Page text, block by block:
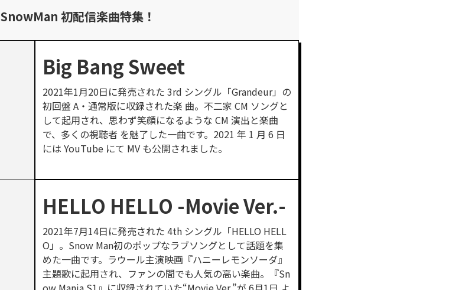
SnowMan 初配信楽曲特集！
Big Bang Sweet
2021年1月20日に発売された 3rd シングル「Grandeur」の
初回盤 A・通常版に収録された楽 曲。不二家 CM ソングと
して起用され、思わず笑顔になるような CM 演出と楽曲
で、多くの視聴者 を魅了した一曲です。2021 年 1 月 6 日
には YouTube にて MV も公開されました。
HELLO HELLO -Movie Ver.-
2021年7月14日に発売された 4th シングル「HELLO HELL
O」。Snow Man初のポップなラブソングとして話題を集
めた一曲です。ラウール主演映画『ハニーレモンソーダ』
主題歌に起用され、ファンの間でも人気の高い楽曲。『Sn